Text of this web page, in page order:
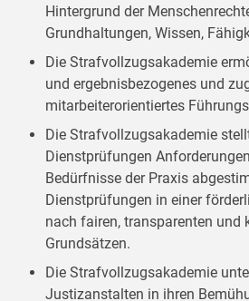
Hintergrund der
Grundhaltungen, Wissen,
Die Strafvollzugsakademie
und ergebnisbezogenes und
mitarbeiterorientiertes
Die Strafvollzugsakademie
Dienstprüfungen
Bedürfnisse der Praxis
Dienstprüfungen in einer
nach fairen, transparenten und
Grundsätzen.
Die Strafvollzugsakademie
Justizanstalten in ihren